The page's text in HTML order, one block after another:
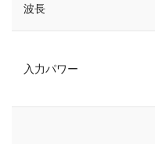
波長
入力パワー